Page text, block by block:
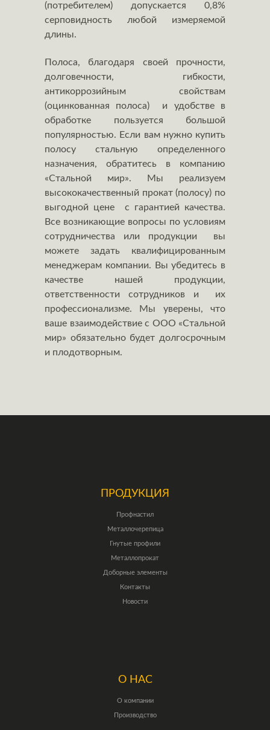
(потребителем) допускается 0,8%
серповидность любой измеряемой
длины.
Полоса, благодаря своей прочности,
долговечности, гибкости,
антикоррозийным свойствам
(оцинкованная полоса) и удобстве в
обработке пользуется большой
популярностью. Если вам нужно купить
полосу стальную определенного
назначения, обратитесь в компанию
«Стальной мир». Мы реализуем
высококачественный прокат (полосу) по
выгодной цене с гарантией качества.
Все возникающие вопросы по условиям
сотрудничества или продукции вы
можете задать квалифицированным
менеджерам компании. Вы убедитесь в
качестве нашей продукции,
ответственности сотрудников и их
профессионализме. Мы уверены, что
ваше взаимодействие с ООО «Стальной
мир» обязательно будет долгосрочным
и плодотворным.
ПРОДУКЦИЯ
Профнастил
Металлочерепица
Гнутые профили
Металлопрокат
Доборные элементы
Контакты
Новости
О НАС
О компании
Производство